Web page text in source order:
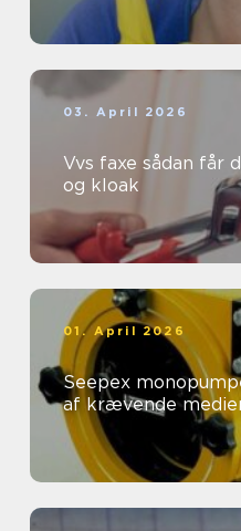
03. April 2026
Vvs faxe sådan får du styr på vand, varme
og kloak
01. April 2026
Seepex
af krævende